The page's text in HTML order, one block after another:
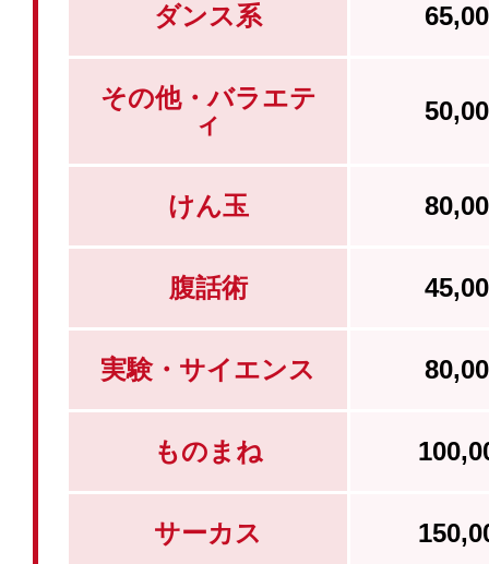
ダンス系
その他・バラエテ
ィ
けん玉
腹話術
実験・サイエンス
ものまね
サーカス